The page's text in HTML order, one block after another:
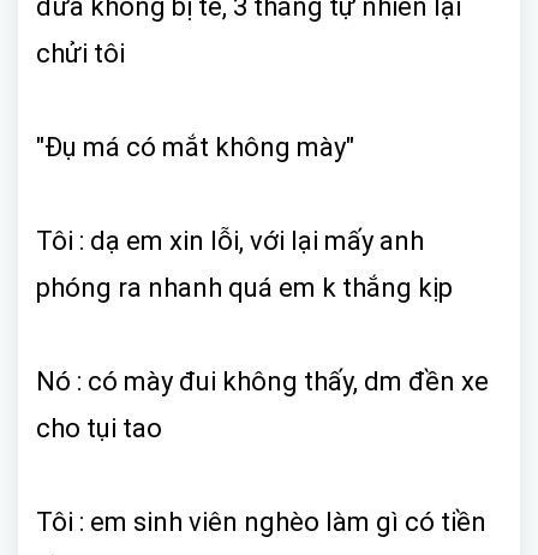
đứa không bị té, 3 thằng tự nhiên lại
chửi tôi
"Đụ má có mắt không mày"
Tôi : dạ em xin lỗi, với lại mấy anh
phóng ra nhanh quá em k thắng kịp
Nó : có mày đui không thấy, dm đền xe
cho tụi tao
Tôi : em sinh viên nghèo làm gì có tiền